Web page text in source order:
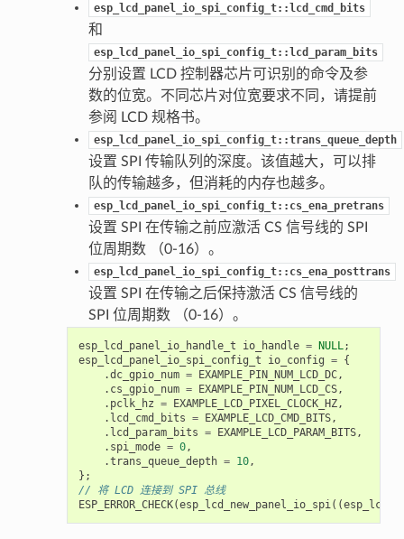
esp_lcd_panel_io_spi_config_t::lcd_cmd_bits
和
esp_lcd_panel_io_spi_config_t::lcd_param_bits
分别设置 LCD 控制器芯片可识别的命令及参
数的位宽。不同芯片对位宽要求不同，请提前
参阅 LCD 规格书。
esp_lcd_panel_io_spi_config_t::trans_queue_depth
设置 SPI 传输队列的深度。该值越大，可以排
队的传输越多，但消耗的内存也越多。
esp_lcd_panel_io_spi_config_t::cs_ena_pretrans
设置 SPI 在传输之前应激活 CS 信号线的 SPI
位周期数 （0-16）。
esp_lcd_panel_io_spi_config_t::cs_ena_posttrans
设置 SPI 在传输之后保持激活 CS 信号线的
SPI 位周期数 （0-16）。
esp_lcd_panel_io_handle_t io_handle = NULL;
esp_lcd_panel_io_spi_config_t
io_config = {
.dc_gpio_num = EXAMPLE_PIN_NUM_LCD_DC,
. cs_gpio_num = EXAMPLE_PIN_NUM_LCD_CS,
. pclk_hz = EXAMPLE_LCD_PIXEL_CLOCK_HZ,
. lcd_cmd_bits = EXAMPLE_LCD_CMD_BITS,
. lcd_param_bits = EXAMPLE_LCD_PARAM_BITS,
. spi_mode = 0,
.trans_queue_depth = 10,
};
// 将 LCD 连接到 SPI 总线
ESP_ERROR_CHECK(esp_lcd_new_panel_io_spi((